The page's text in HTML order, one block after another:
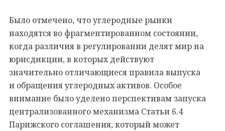
Было отмечено, что углеродные рынки
находятся во фрагментированном состоянии,
когда различия в регулировании делят мир на
юрисдикции, в которых действуют
значительно отличающиеся правила выпуска
и обращения углеродных активов. Особое
внимание было уделено перспективам запуска
централизованного механизма Статьи 6.4
Парижского соглашения, который может